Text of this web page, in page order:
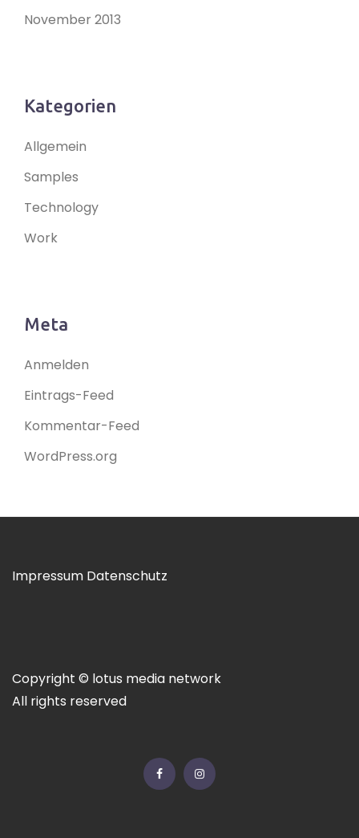
November 2013
Kategorien
Allgemein
Samples
Technology
Work
Meta
Anmelden
Eintrags-Feed
Kommentar-Feed
WordPress.org
Impressum Datenschutz
Copyright © lotus media network
All rights reserved
FacebookInstagram